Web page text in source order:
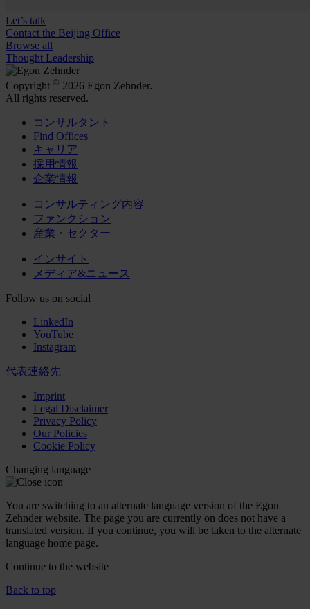
Let’s talk
Contact the Beijing Office
Browse all
Thought Leadership
Copyright © 2026 Egon Zehnder.
All rights reserved.
コンサルタント
Find Offices
キャリア
採用情報
企業情報
コンサルティング内容
ファンクション
産業・セクター
インサイト
メディア&ニュース
Follow us on social
LinkedIn
YouTube
Instagram
代表連絡先
Imprint
Legal Disclaimer
Privacy Policy
Our Policies
Cookie Policy
Changing language
You are switching to an alternate language version of the Egon
Zehnder website. The page you are currently on does not have a
translated version. If you continue, you will be taken to the alternate
language home page.
Continue to the website
Back to top